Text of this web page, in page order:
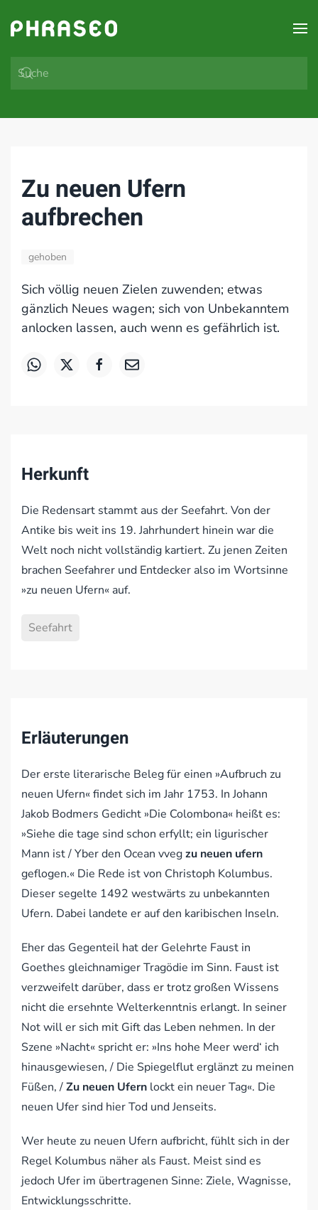
Zum Hauptinhalt springen
Zu neuen Ufern
aufbrechen
gehoben
Sich völlig neuen Zielen zuwenden; etwas
gänzlich Neues wagen; sich von Unbekanntem
anlocken lassen, auch wenn es gefährlich ist.
Herkunft
Die Redensart stammt aus der Seefahrt. Von der
Antike bis weit ins 19. Jahrhundert hinein war die
Welt noch nicht vollständig kartiert. Zu jenen Zeiten
brachen Seefahrer und Entdecker also im Wortsinne
»zu neuen Ufern« auf.
Seefahrt
Erläuterungen
Der erste literarische Beleg für einen »Aufbruch zu
neuen Ufern« findet sich im Jahr 1753. In Johann
Jakob Bodmers Gedicht »Die Colombona« heißt es:
»Siehe die tage sind schon erfyllt; ein ligurischer
Mann ist / Yber den Ocean vvegzu neuen ufern
geflogen.« Die Rede ist von Christoph Kolumbus.
Dieser segelte 1492 westwärts zu unbekannten
Ufern. Dabei landete er auf den karibischen Inseln.
Eher das Gegenteil hat der Gelehrte Faust in
Goethes gleichnamiger Tragödie im Sinn. Faust ist
verzweifelt darüber, dass er trotz großen Wissens
nicht die ersehnte Welterkenntnis erlangt. In seiner
Not will er sich mit Gift das Leben nehmen. In der
Szene »Nacht« spricht er: »Ins hohe Meer werd‘ ich
hinausgewiesen, / Die Spiegelflut erglänzt zu meinen
Füßen, /Zu neuen Ufern lockt ein neuer Tag«. Die
neuen Ufer sind hier Tod und Jenseits.
Wer heute zu neuen Ufern aufbricht, fühlt sich in der
Regel Kolumbus näher als Faust. Meist sind es
jedoch Ufer im übertragenen Sinne: Ziele, Wagnisse,
Entwicklungsschritte.